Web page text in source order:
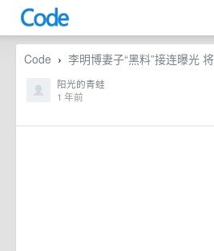
Code › 李明博妻子“黑料”接连曝光
阳光的青蛙
1 年前